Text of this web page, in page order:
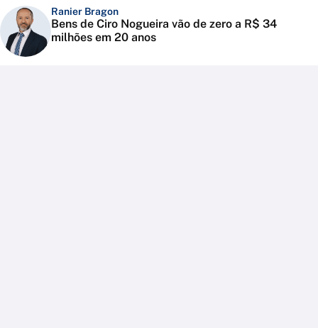
Ranier Bragon
Bens de Ciro Nogueira vão de zero a R$ 34
milhões em 20 anos